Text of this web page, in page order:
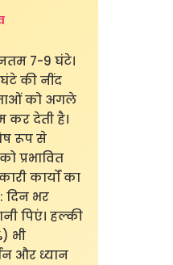
7-9 घंटे।
की नींद
को अगले
कर देती है।
रूप से
प्रभावित
कार्यों का
दिन भर
पिएं। हल्की
भी
और ध्यान